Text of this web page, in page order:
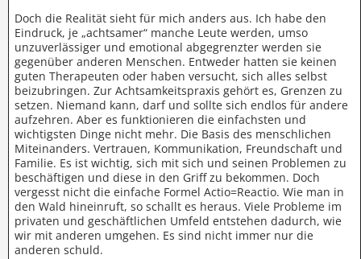
Doch die Realität sieht für mich anders aus. Ich habe den
Eindruck, je „achtsamer“ manche Leute werden, umso
unzuverlässiger und emotional abgegrenzter werden sie
gegenüber anderen Menschen. Entweder hatten sie keinen
guten Therapeuten oder haben versucht, sich alles selbst
beizubringen. Zur Achtsamkeitspraxis gehört es, Grenzen zu
setzen. Niemand kann, darf und sollte sich endlos für andere
aufzehren. Aber es funktionieren die einfachsten und
wichtigsten Dinge nicht mehr. Die Basis des menschlichen
Miteinanders. Vertrauen, Kommunikation, Freundschaft und
Familie. Es ist wichtig, sich mit sich und seinen Problemen zu
beschäftigen und diese in den Griff zu bekommen. Doch
vergesst nicht die einfache Formel Actio=Reactio. Wie man in
den Wald hineinruft, so schallt es heraus. Viele Probleme im
privaten und geschäftlichen Umfeld entstehen dadurch, wie
wir mit anderen umgehen. Es sind nicht immer nur die
anderen schuld.